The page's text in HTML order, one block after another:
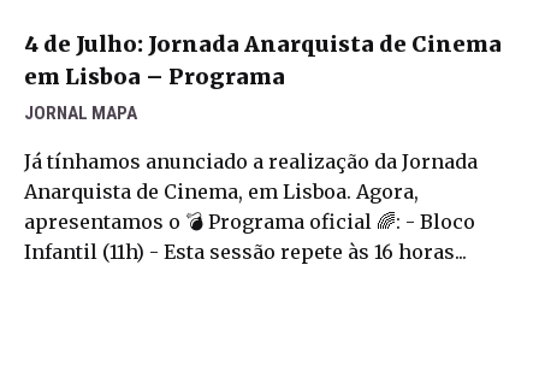
4 de Julho: Jornada Anarquista de Cinema
em Lisboa – Programa
JORNAL MAPA
Já tínhamos anunciado a realização da Jornada
Anarquista de Cinema, em Lisboa. Agora,
apresentamos o 💣 Programa oficial 🌈: - Bloco
Infantil (11h) - Esta sessão repete às 16 horas...